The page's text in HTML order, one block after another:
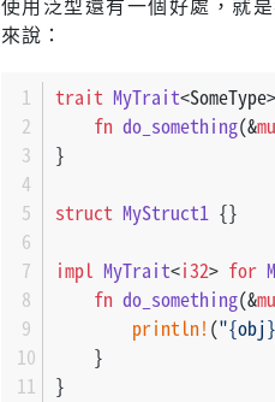
來說：
trait MyTrait
fn do_something(&
}
struct MyStruct1 {}
impl MyTrait<i32> for
fn do_something(&
println! (
    }
}